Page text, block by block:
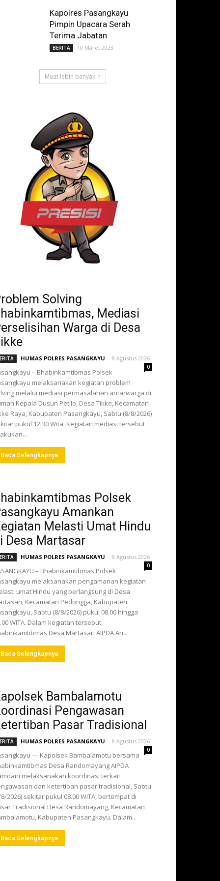
Kapolres Pasangkayu
Pimpin Upacara Serah
Terima Jabatan
BERITA 10 Maret 2023
Muat lebih banyak
Solving
Mediasi
Warga di Desa
HUMAS POLRES PASANGKAYU - 8 Agustus 2026
0
– Bhabinkamtibmas Polsek
melaksanakan kegiatan problem
melalui mediasi permasalahan antarwarga di
Kepala Dusun Petilo, Desa Tikke, Kecamatan
Raya, Kabupaten Pasangkayu, Sabtu (8/8/2026)
pukul 12.30 Wita. Kegiatan mediasi tersebut
Baca Selengkapnya
Polsek
Amankan
Melasti Umat Hindu
Desa Martasar
HUMAS POLRES PASANGKAYU - 8 Agustus 2026
0
– Bhabinkamtibmas Polsek
melaksanakan pengamanan kegiatan
umat Hindu yang berlangsung di Desa
Kecamatan Pedongga, Kabupaten
Sabtu (8/8/2026) pukul 08.00 hingga
WITA. Dalam kegiatan tersebut,
Desa Martasari AIPDA Ari...
Baca Selengkapnya
Bambalamotu
Pengawasan
Pasar Tradisional
HUMAS POLRES PASANGKAYU - 8 Agustus 2026
0
— Kapolsek Bambalamotu bersama
Desa Randomayang AIPDA
melaksanakan koordinasi terkait
dan ketertiban pasar tradisional, Sabtu
2026) sekitar pukul 08.00 WITA, bertempat di
Tradisional Desa Randomayang, Kecamatan
Kabupaten Pasangkayu. Dalam...
Baca Selengkapnya